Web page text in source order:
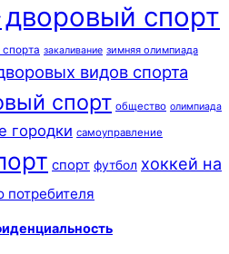
дворовый спорт
закаливание зимняя олимпиада
видов спорта
спорт общество олимпиада
городки самоуправление
спорт футбол хоккей на
потребителя